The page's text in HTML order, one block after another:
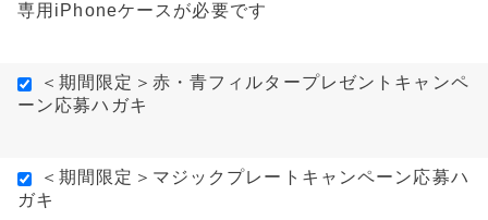
専用iPhoneケースが必要です
＜期間限定＞赤・青フィルタープレゼントキャンペ
ーン応募ハガキ
＜期間限定＞マジックプレートキャンペーン応募ハ
ガキ